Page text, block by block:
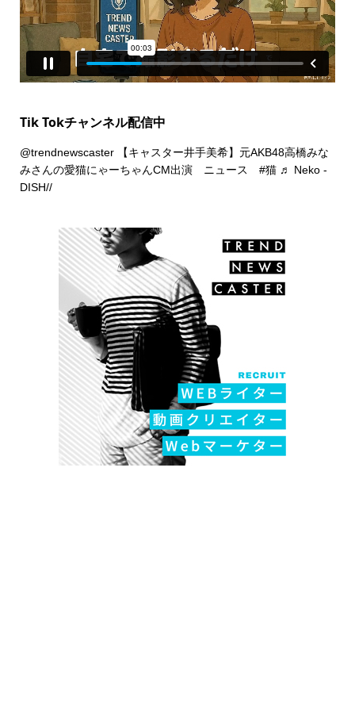
Tik Tokチャンネル配信中
@trendnewscaster【キャスター井手美希】元AKB48高橋みな
みさんの愛猫にゃーちゃんCM出演 ニュース #猫 ♬ Neko -
DISH//